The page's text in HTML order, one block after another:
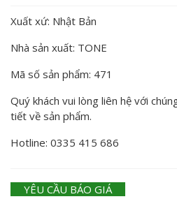
Xuất xứ: Nhật Bản
Nhà sản xuất: TONE
Mã số sản phẩm: 471
Quý khách vui lòng liên hệ với
tiết về sản phẩm.
Hotline: 0335 415 686
YÊU CẦU BÁO GIÁ